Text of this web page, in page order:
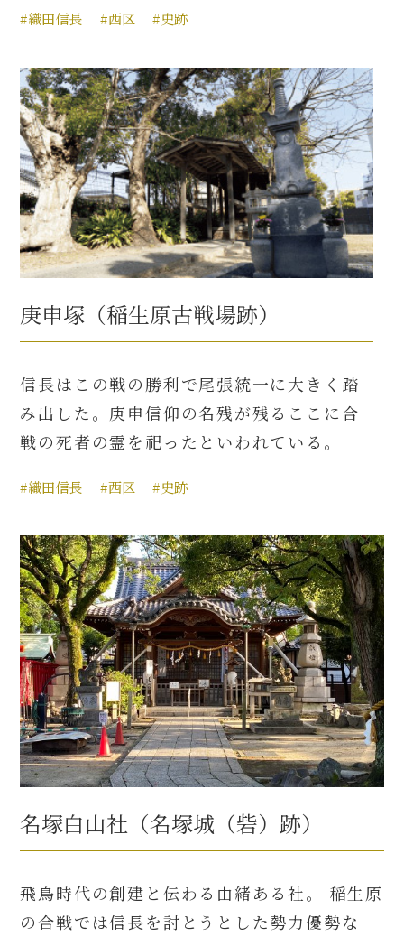
#織田信長 #西区 #史跡
庚申塚（稲生原古戦場跡）
信長はこの戦の勝利で尾張統一に大きく踏
み出した。庚申信仰の名残が残るここに合
戦の死者の霊を祀ったといわれている。
#織田信長 #西区 #史跡
名塚白山社（名塚城（砦）跡）
飛鳥時代の創建と伝わる由緒ある社。 稲生原
の合戦では信長を討とうとした勢力優勢な